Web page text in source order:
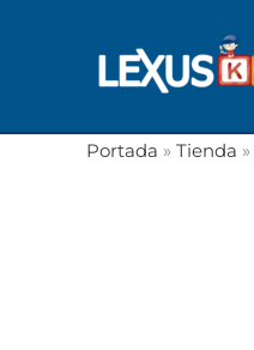
Portada » Tienda »